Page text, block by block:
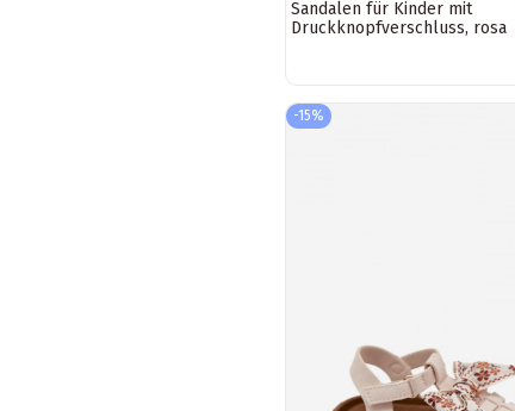
Sandalen für Kinder mit
Druckknopfverschluss, rosa
-15%